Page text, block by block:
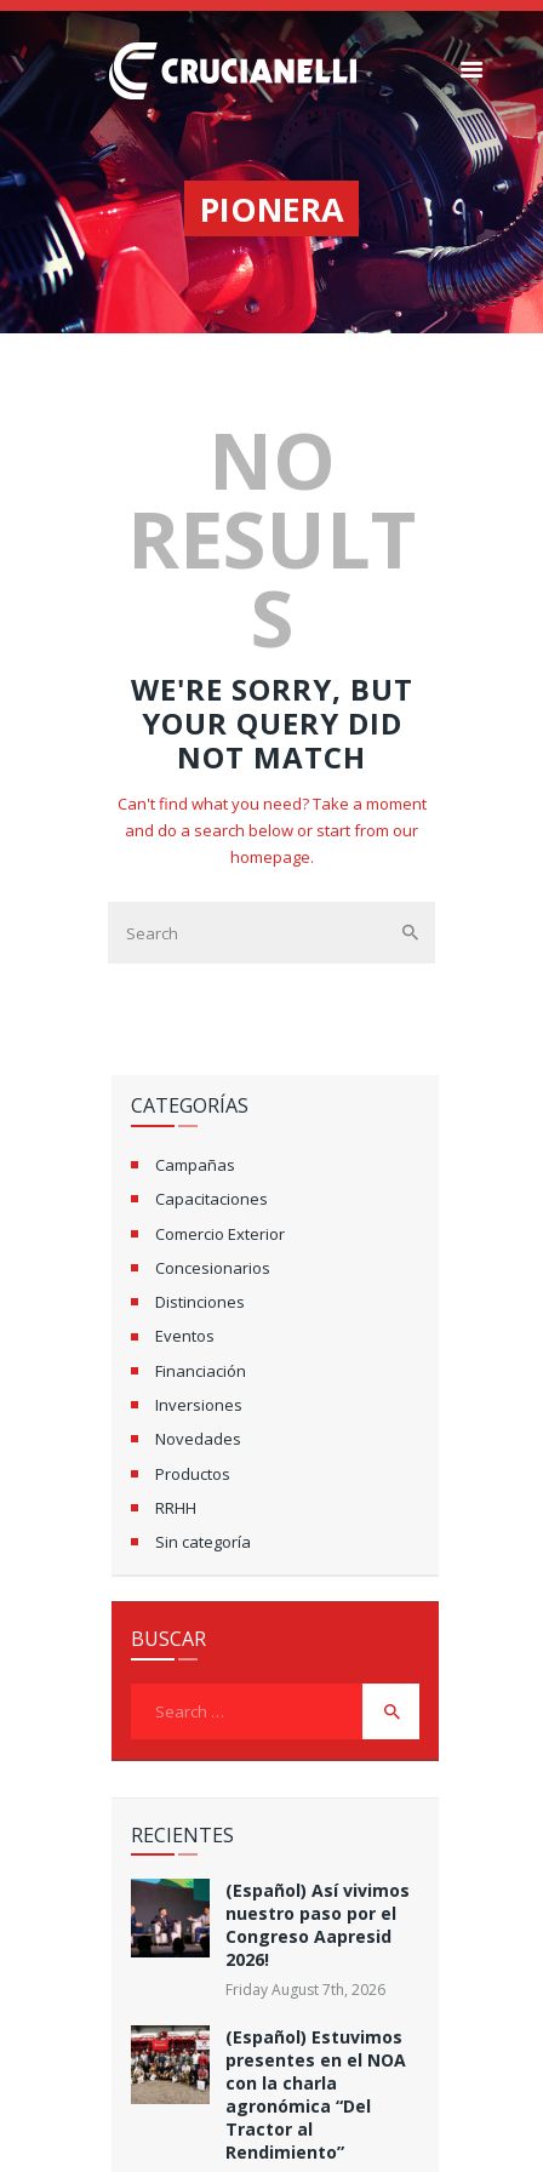
PIONERA
SEEDERS
FERTILIZER
SPREADERS
ABOUT US
DEALERSHIPS
NEWS
NO
RESULT
S
WE'RE SORRY, BUT
YOUR QUERY DID
NOT MATCH
Can't find what you need? Take a moment
and do a search below or start from our
homepage.
CATEGORÍAS
Campañas
Capacitaciones
Comercio Exterior
Concesionarios
Distinciones
Eventos
Financiación
Inversiones
Novedades
Productos
RRHH
Sin categoría
BUSCAR
RECIENTES
(Español) Así vivimos
nuestro paso por el
Congreso Aapresid
2026!
Friday August 7th, 2026
(Español) Estuvimos
presentes en el NOA
con la charla
agronómica “Del
Tractor al
Rendimiento”